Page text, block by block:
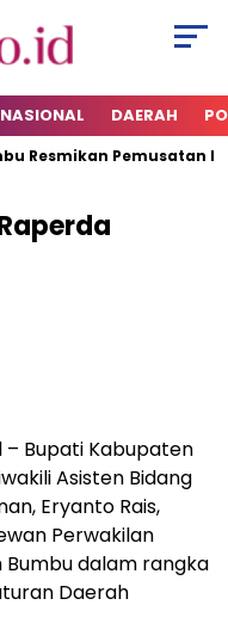
NASIONAL DAERAH
Resmikan Pemusatan
– Bupati Kabupaten
Asisten Bidang
Eryanto Rais,
Perwakilan
Bumbu dalam rangka
Daerah